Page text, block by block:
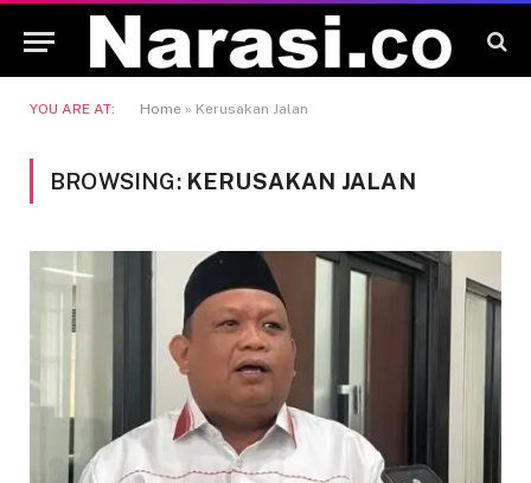
YOU ARE AT: Home » Kerusakan Jalan
BROWSING: KERUSAKAN JALAN